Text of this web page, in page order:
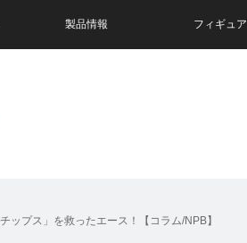
製品情報 フィギュア
ップス」を救ったエース！【コラム/NPB】